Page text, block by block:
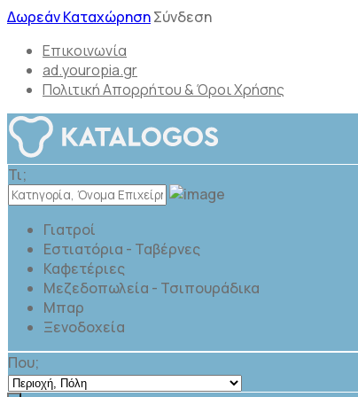
Δωρεάν ΚαταχώρησηΣύνδεση
Επικοινωνία
ad.youropia.gr
Πολιτική Απορρήτου & Όροι Χρήσης
Τι;
Γιατροί
Εστιατόρια - Ταβέρνες
Καφετέριες
Μεζεδοπωλεία - Τσιπουράδικα
Μπαρ
Ξενοδοχεία
Που;